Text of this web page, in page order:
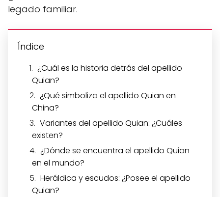
legado familiar.
Índice
¿Cuál es la historia detrás del apellido
Quian?
¿Qué simboliza el apellido Quian en
China?
Variantes del apellido Quian: ¿Cuáles
existen?
¿Dónde se encuentra el apellido Quian
en el mundo?
Heráldica y escudos: ¿Posee el apellido
Quian?